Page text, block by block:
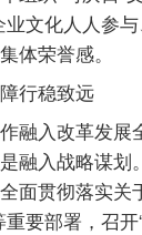
文化人人参
体荣誉感。
行稳致远
融入改革发展
融入战略谋划
面贯彻落实关
要部署，召